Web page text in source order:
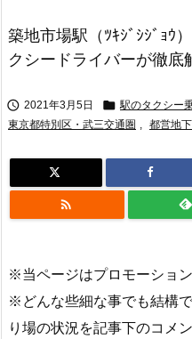
築地市場駅（ﾂｷｼﾞｼｼﾞｮｳ
クシードライバーが徹底
 2021年3月5日  駅のタクシー
東京都特別区・武三交通圏 , 都営地

※当ページはプロモーショ
※どんな些細な事でも結構
り場の状況を記事下のコメ